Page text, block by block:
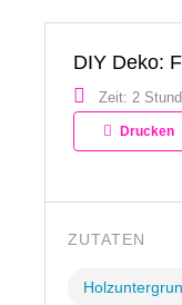
DIY Deko:
Zeit: 2
Drucken
ZUTATEN